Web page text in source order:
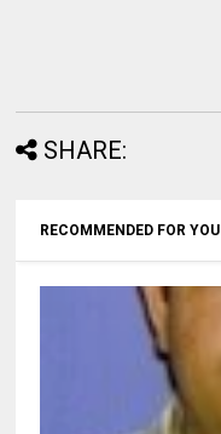
SHARE:
RECOMMENDED FOR YOU